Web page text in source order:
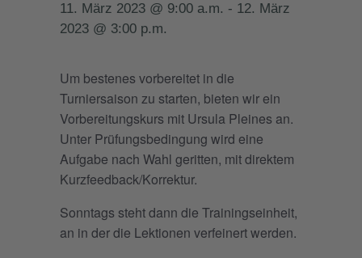
11. März 2023 @ 9:00 a.m. - 12. März
2023 @ 3:00 p.m.
Um bestenes vorbereitet in die
Turniersaison zu starten, bieten wir ein
Vorbereitungskurs mit Ursula Pleines an.
Unter Prüfungsbedingung wird eine
Aufgabe nach Wahl geritten, mit direktem
Kurzfeedback/Korrektur.
Sonntags steht dann die Trainingseinheit,
an in der die Lektionen verfeinert werden.